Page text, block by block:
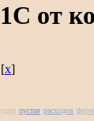
от
[x]
пустая расходов